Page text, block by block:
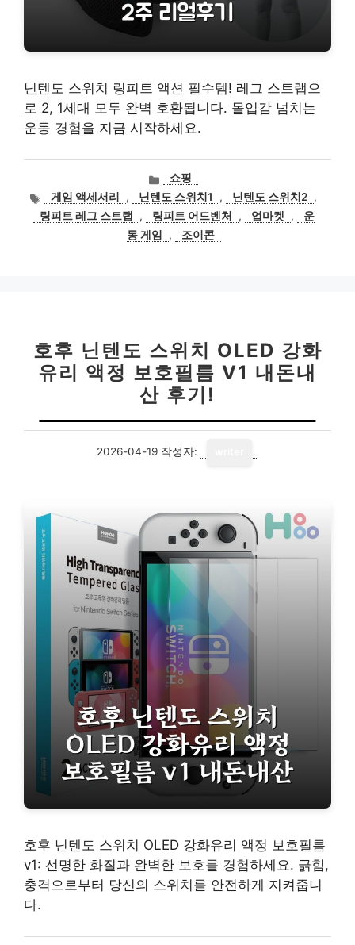
닌텐도 스위치 링피트 액션 필수템! 레그 스트랩으
로 2, 1세대 모두 완벽 호환됩니다. 몰입감 넘치는
운동 경험을 지금 시작하세요.
카
테
고
리
쇼핑
태
그
게임 액세서리 , 닌텐도 스위치1 , 닌텐도 스위치2 ,
링피트 레그 스트랩
, 링피트 어드벤처 , 업마켓 ,
운
동 게임
, 조이콘
호후 닌텐도 스위치 OLED 강화
유리 액정 보호필름 V1 내돈내
산 후기!
2026-04-19 작성자:
호후 닌텐도 스위치 OLED 강화유리 액정 보호필름
v1: 선명한 화질과 완벽한 보호를 경험하세요. 긁힘,
충격으로부터 당신의 스위치를 안전하게 지켜줍니
다.